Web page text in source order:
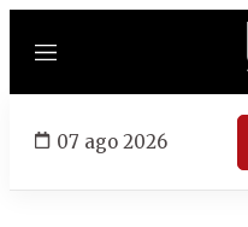
Menú
07 ago 2026